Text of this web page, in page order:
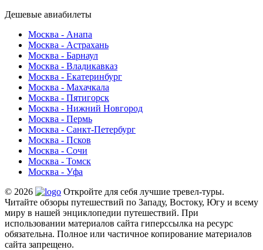
Дешевые авиабилеты
Москва - Анапа
Москва - Астрахань
Москва - Барнаул
Москва - Владикавказ
Москва - Екатеринбург
Москва - Махачкала
Москва - Пятигорск
Москва - Нижний Новгород
Москва - Пермь
Москва - Санкт-Петербург
Москва - Псков
Москва - Сочи
Москва - Томск
Москва - Уфа
© 2026
Откройте для себя лучшие тревел-туры.
Читайте обзоры путешествий по Западу, Востоку, Югу и всему
миру в нашей энциклопедии путешествий. При
использовании материалов сайта гиперссылка на ресурс
обязательна. Полное или частичное копирование материалов
сайта запрещено.